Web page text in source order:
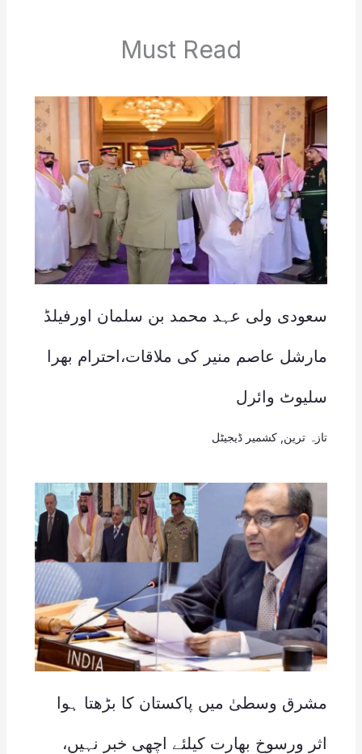
Must Read
سعودی ولی عہد محمد بن سلمان اورفیلڈ
مارشل عاصم منیر کی ملاقات،احترام بھرا
سلیوٹ وائرل
تازہ ترین کشمیر ڈیجیٹل
مشرق وسطیٰ میں پاکستان کا بڑھتا ہوا
اثر ورسوخ بھارت کیلئے اچھی خبر نہیں،